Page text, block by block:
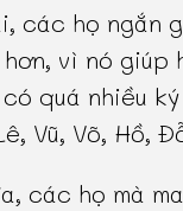
các họ ngắn
vì nó giúp
quá nhiều
Vũ, Võ, Hồ,
các họ mà